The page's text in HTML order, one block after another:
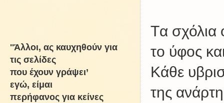
Tα σχόλια
το ύφος
Kάθε
της
''Άλλοι, ας καυχηθούν για
τις σελίδες
που έχουν γράψει’
εγώ, είμαι
περήφανος για κείνες